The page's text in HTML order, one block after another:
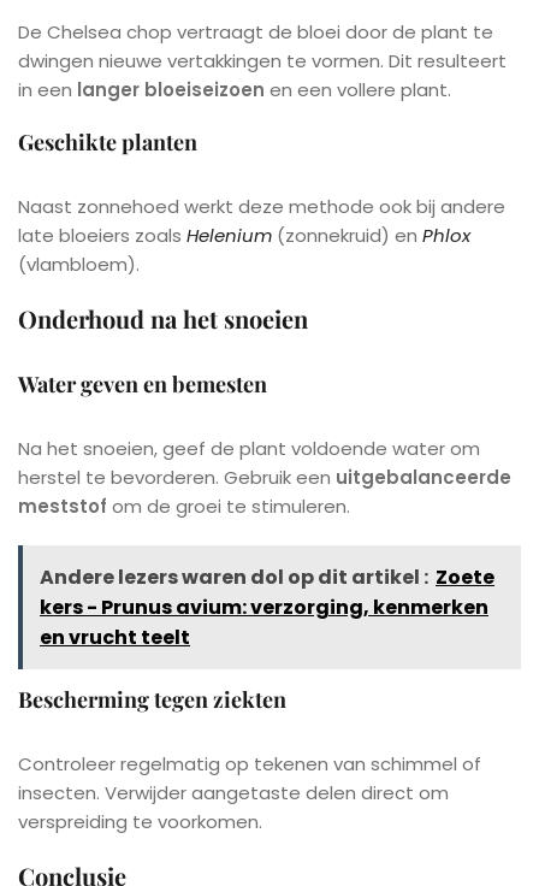
De Chelsea chop vertraagt de bloei door de plant te
dwingen nieuwe vertakkingen te vormen. Dit resulteert
in een langer bloeiseizoen en een vollere plant.
Geschikte planten
Naast zonnehoed werkt deze methode ook bij andere
late bloeiers zoals Helenium (zonnekruid) en Phlox
(vlambloem).
Onderhoud na het snoeien
Water geven en bemesten
Na het snoeien, geef de plant voldoende water om
herstel te bevorderen. Gebruik een uitgebalanceerde
meststof om de groei te stimuleren.
Andere lezers waren dol op dit artikel : Zoete
kers - Prunus avium: verzorging, kenmerken
en vrucht teelt
Bescherming tegen ziekten
Controleer regelmatig op tekenen van schimmel of
insecten. Verwijder aangetaste delen direct om
verspreiding te voorkomen.
Conclusie